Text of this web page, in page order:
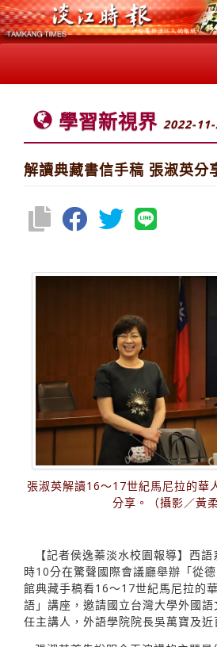
學習新視界 2022-
解讀典藏書信手稿 張淑英分
張淑英解讀16〜17世紀馬尼拉的華
分享。（攝影／黃柔
【記者侯逸蓁淡水校園報導】西
時10分在驚聲國際會議廳舉辦「從
館典藏手稿看16〜17世紀馬尼拉的
語」講座，邀請國立台灣大學外國
任主講人，外語學院院長吳萬寶及近